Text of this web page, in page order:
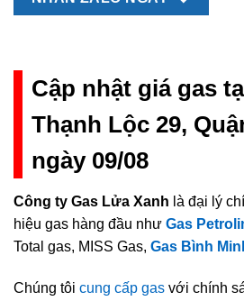
Cập nhật giá gas
Thạnh Lộc 29,
ngày 09/08
Công ty Gas Lửa Xanh là đại lý
hiệu gas hàng đầu như Gas
Total gas, MISS Gas, Gas Bình
Chúng tôi cung cấp gas với chính